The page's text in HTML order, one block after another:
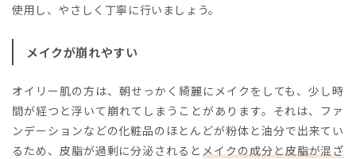
使用し、やさしく丁寧に行いましょう。
メイクが崩れやすい
オイリー肌の方は、朝せっかく綺麗にメイクをしても、少し時
間が経つと浮いて崩れてしまうことがあります。それは、ファ
ンデーションなどの化粧品のほとんどが粉体と油分で出来てい
るため、皮脂が過剰に分泌されると メイクの成分と皮脂が混ざ